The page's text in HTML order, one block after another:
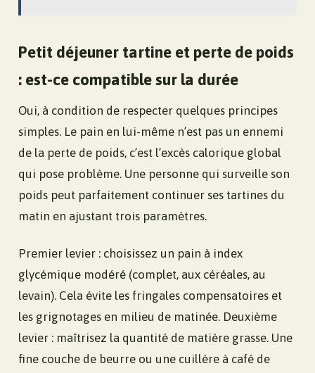
Petit déjeuner tartine et perte de poids
: est-ce compatible sur la durée
Oui, à condition de respecter quelques principes
simples. Le pain en lui-même n’est pas un ennemi
de la perte de poids, c’est l’excès calorique global
qui pose problème. Une personne qui surveille son
poids peut parfaitement continuer ses tartines du
matin en ajustant trois paramètres.
Premier levier : choisissez un pain à index
glycémique modéré (complet, aux céréales, au
levain). Cela évite les fringales compensatoires et
les grignotages en milieu de matinée. Deuxième
levier : maîtrisez la quantité de matière grasse. Une
fine couche de beurre ou une cuillère à café de